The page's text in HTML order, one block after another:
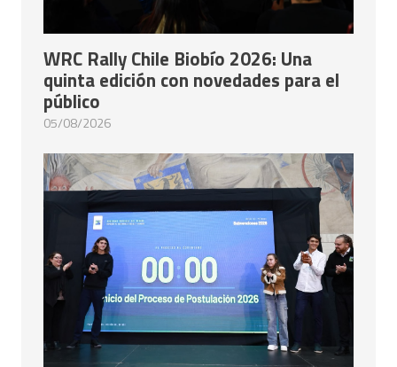
WRC Rally Chile Biobío 2026: Una
quinta edición con novedades para el
público
05/08/2026